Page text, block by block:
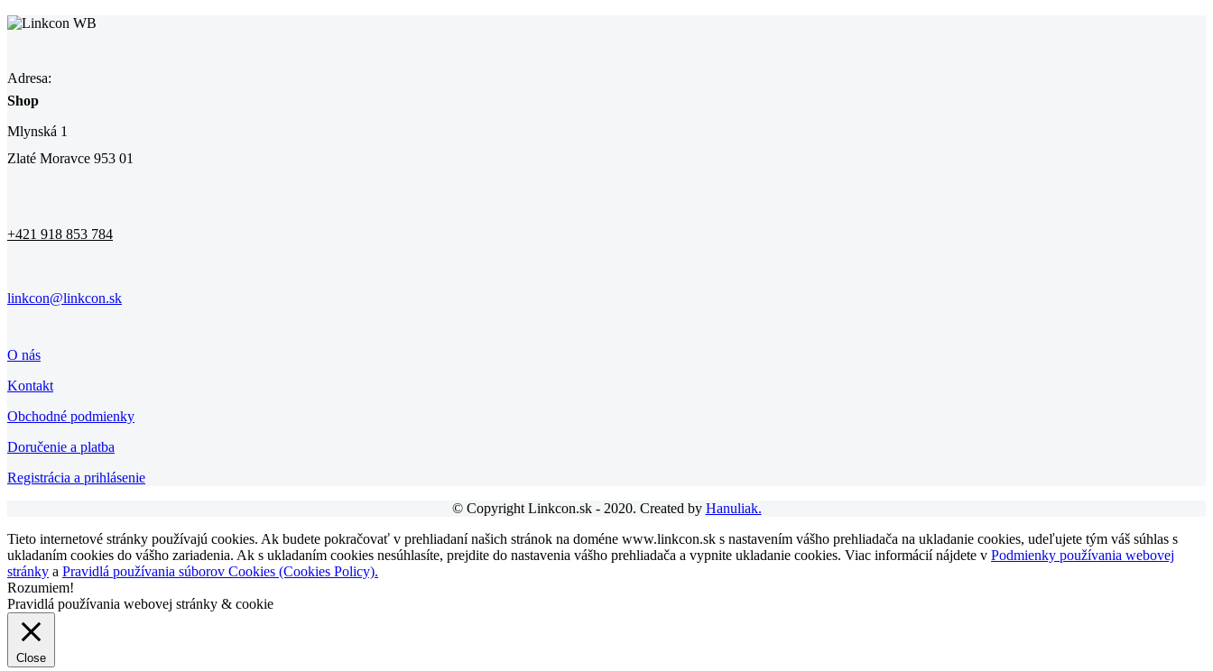
Adresa:
Shop
Mlynská 1
Zlaté Moravce 953 01
+421 918 853 784
linkcon@linkcon.sk
O nás
Kontakt
Obchodné podmienky
Doručenie a platba
Registrácia a prihlásenie
© Copyright Linkcon.sk - 2020. Created by Hanuliak.
Tieto internetové stránky používajú cookies. Ak budete pokračovať v prehliadaní našich stránok na doméne www.linkcon.sk s nastavením vášho prehliadača na ukladanie cookies, udeľujete tým váš súhlas s
ukladaním cookies do vášho zariadenia. Ak s ukladaním cookies nesúhlasíte, prejdite do nastavenia vášho prehliadača a vypnite ukladanie cookies. Viac informácií nájdete v Podmienky používania webovej
stránky a Pravidlá používania súborov Cookies (Cookies Policy).
Rozumiem!
Pravidlá používania webovej stránky & cookie
Close